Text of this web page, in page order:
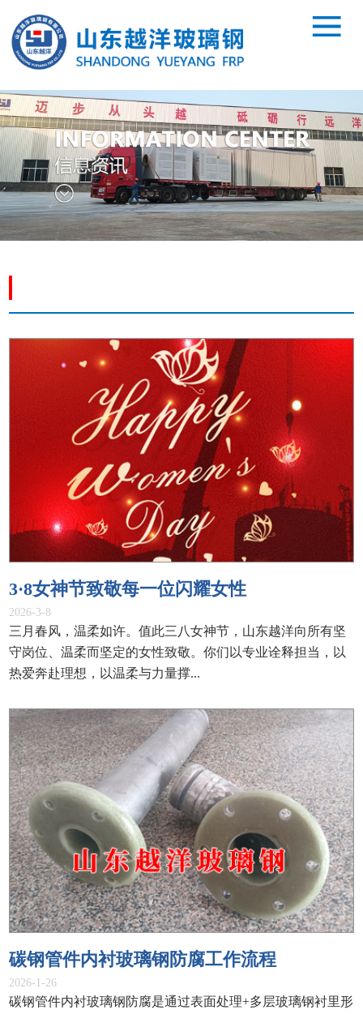
ENGLISH
3·8女神节致敬每一位闪耀女性
2026-3-8
三月春风，温柔如许。值此三八女神节，山东越洋向所有坚
守岗位、温柔而坚定的女性致敬。你们以专业诠释担当，以
热爱奔赴理想，以温柔与力量撑...
碳钢管件内衬玻璃钢防腐工作流程
2026-1-26
碳钢管件内衬玻璃钢防腐是通过表面处理+多层玻璃钢衬里形